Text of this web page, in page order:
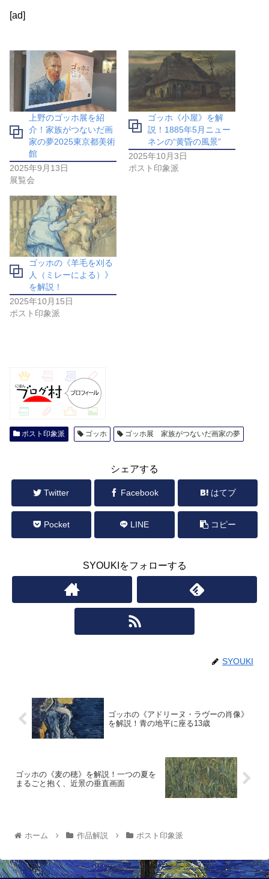
上野のゴッホ展を紹
介！家族がつないだ画
家の夢2025東京都美術
館
2025年9月13日
展覧会
ゴッホ《小屋》を解
説！1885年5月ニュー
ネンの“黄昏の風景”
2025年10月3日
ポスト印象派
ゴッホの《羊毛を刈る
人（ミレーによる）》
を解説！
2025年10月15日
ポスト印象派
ポスト印象派 ゴッホ
Twitter Facebook はてブ
LINE
SYOUKIをフォローする
ゴッホの《アドリーヌ・ラヴーの肖像》
ゴッホの《麦の穂》を解説！一つの夏を
まるごと抱く、近景の垂直画面
ホーム 作品解説 ポスト印象派